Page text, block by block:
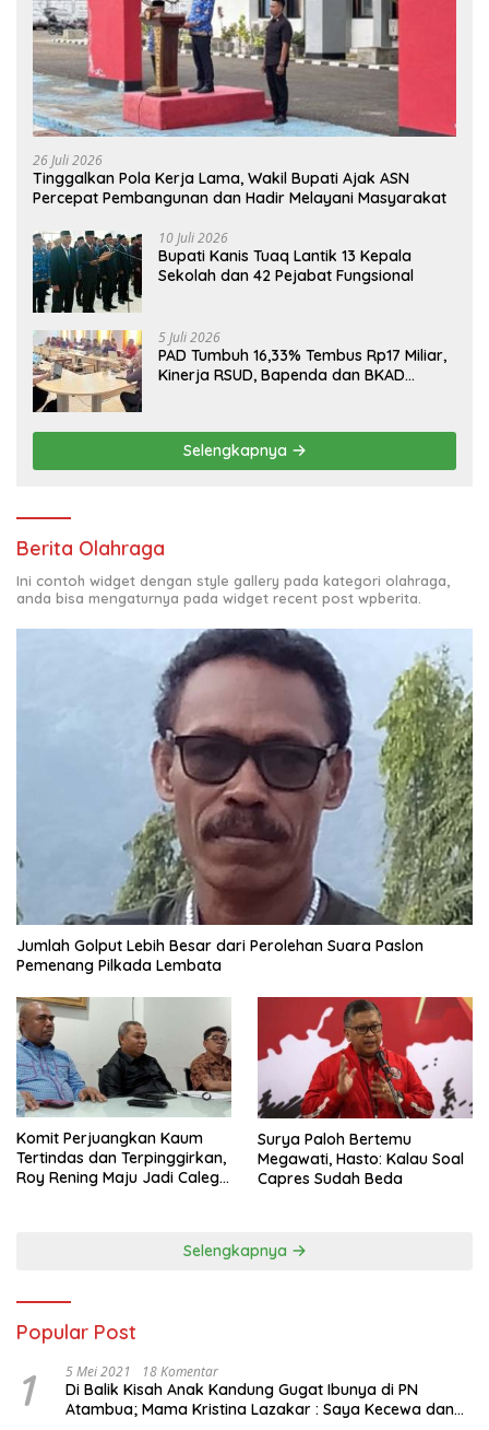
26 Juli 2026
Tinggalkan Pola Kerja Lama, Wakil Bupati Ajak ASN
Percepat Pembangunan dan Hadir Melayani Masyarakat
10 Juli 2026
Bupati Kanis Tuaq Lantik 13 Kepala
Sekolah dan 42 Pejabat Fungsional
5 Juli 2026
PAD Tumbuh 16,33% Tembus Rp17 Miliar,
Kinerja RSUD, Bapenda dan BKAD
Selengkapnya
Berita Olahraga
Ini contoh widget dengan style gallery pada kategori olahraga,
anda bisa mengaturnya pada widget recent post wpberita.
Jumlah Golput Lebih Besar dari Perolehan Suara Paslon
Pemenang Pilkada Lembata
Komit Perjuangkan Kaum
Tertindas dan Terpinggirkan,
Roy Rening Maju Jadi Caleg
Surya Paloh Bertemu
Megawati, Hasto: Kalau Soal
Capres Sudah Beda
Selengkapnya
Popular Post
1 5 Mei 2021 18 Komentar
Di Balik Kisah Anak Kandung Gugat Ibunya di PN
Atambua; Mama Kristina Lazakar : Saya Kecewa dan